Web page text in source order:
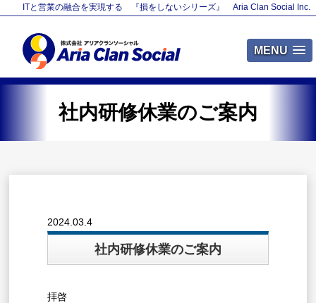
MENU
ITと営業の融合を実現する 『損をしないシリーズ』 Aria Clan Social Inc.
社内研修休業のご案内
2024.03.4
社内研修休業のご案内
拝啓